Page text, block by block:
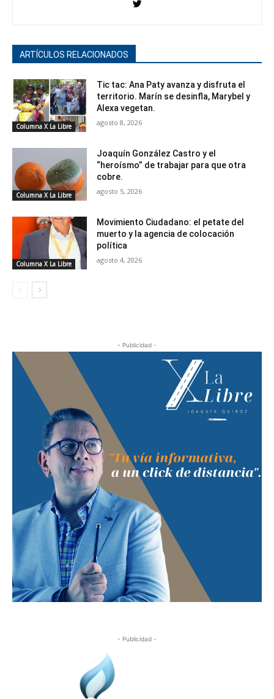
ARTÍCULOS RELACIONADOS
Columna X La Libre
Tic tac: Ana Paty avanza y disfruta el
territorio. Marín se desinfla, Marybel y
Alexa vegetan.
agosto 8, 2026
Columna X La Libre
Joaquín González Castro y el
“heroísmo” de trabajar para que otra
cobre.
agosto 5, 2026
Columna X La Libre
Movimiento Ciudadano: el petate del
muerto y la agencia de colocación
política
agosto 4, 2026
- Publicidad -
- Publicidad -